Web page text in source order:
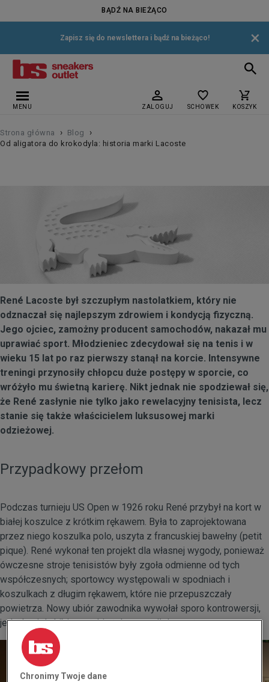
BĄDŹ NA BIEŻĄCO
Zapisz się do newslettera i bądź na bieżąco! ×
MENU ZALOGUJ SCHOWEK KOSZYK
Strona główna › Blog ›
Od aligatora do krokodyla: historia marki Lacoste
René Lacoste był szczupłym nastolatkiem, który nie
odznaczał się najlepszym zdrowiem i kondycją fizyczną.
Jego ojciec, zamożny producent samochodów, nakazał mu
uprawiać sport. Młodzieniec zdecydował się na tenis i w
wieku 15 lat po raz pierwszy stanął na korcie. Intensywne
treningi przynosiły chłopcu duże postępy w sporcie, co
wróżyło mu świetną karierę. Nikt jednak nie spodziewał się,
że René zasłynie nie tylko jako rewelacyjny tenisista, lecz
stanie się także właścicielem luksusowej marki
odzieżowej.
Przypadkowy przełom
Podczas turnieju US Open w 1926 roku René przybył na kort w
białej koszulce z krótkim rękawem. Była to zaprojektowana
przez niego koszulka polo, uszyta z francuskiej bawełny (petit
pique). René wykonał ten projekt dla własnej wygody, ponieważ
ówczesne stroje tenisistów były zgoła odmienne od tych
współczesnych; sportowcy występowali w spodniach i
koszulkach z długim rękawem, które nie przepuszczały
powietrza. Nowy ubiór zawodnika wywołał sporo kontrowersji,
jednak wielu kibicom taki styl przypadł do gustu.
Chronimy Twoje dane